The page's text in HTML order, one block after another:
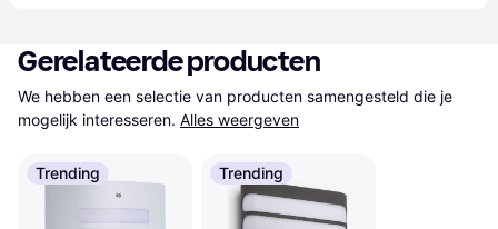
Gerelateerde producten
We hebben een selectie van producten samengesteld die je
mogelijk interesseren. Alles weergeven
Trending Trending